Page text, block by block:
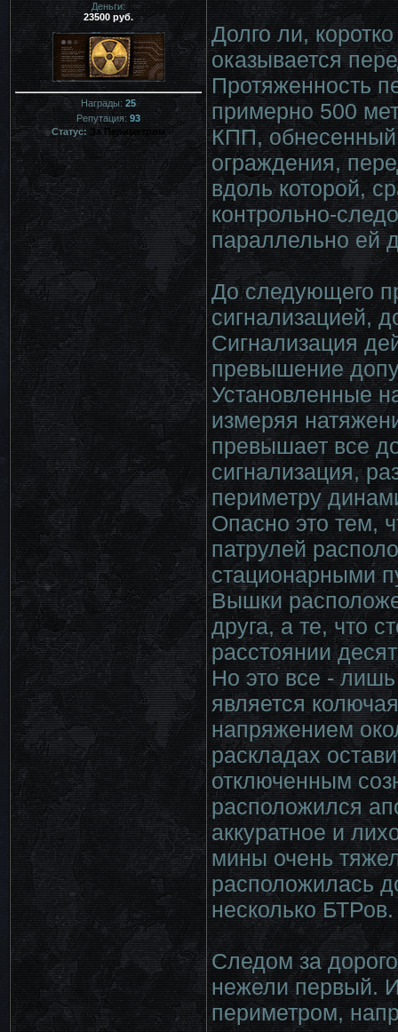
Деньги:
23500 руб.
Награды: 25
Репутация: 93
Статус: За Периметром
Долго ли,
оказывается
Протяженность
примерно 500
КПП, обнесенный
ограждения,
вдоль которой,
контрольно-
параллельно ей
До следующего
сигнализацией,
Сигнализация
превышение
Установленные
измеряя
превышает все
сигнализация,
периметру
Опасно это тем,
патрулей
стационарными
Вышки
друга, а те, что
расстоянии
Но это все -
является
напряжением
раскладах
отключенным
расположился
аккуратное и
мины очень
расположилась
несколько БТРов.
Следом за
нежели первый.
периметром,